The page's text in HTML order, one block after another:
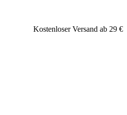
Kostenloser Versand ab 29 €